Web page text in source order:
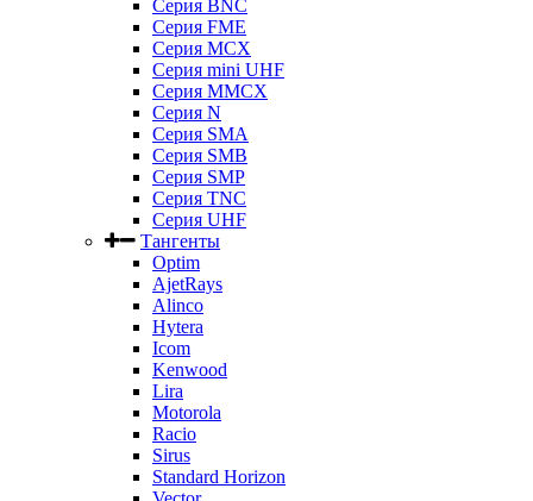
Серия BNC
Серия FME
Серия MCX
Серия mini UHF
Серия MMCX
Серия N
Серия SMA
Серия SMB
Серия SMP
Серия TNC
Серия UHF
Тангенты
Optim
AjetRays
Alinco
Hytera
Icom
Kenwood
Lira
Motorola
Racio
Sirus
Standard Horizon